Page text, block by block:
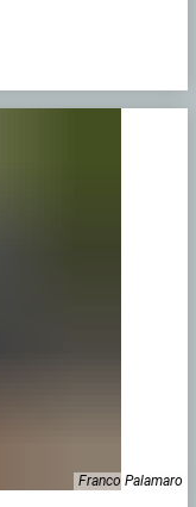
Franco Palamaro